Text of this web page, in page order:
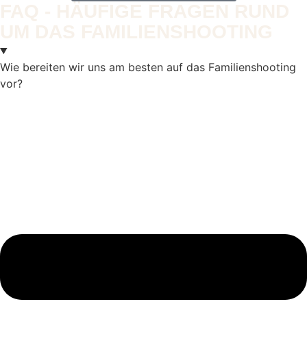
Wie bereiten wir uns am besten auf das Familienshooting
vor?